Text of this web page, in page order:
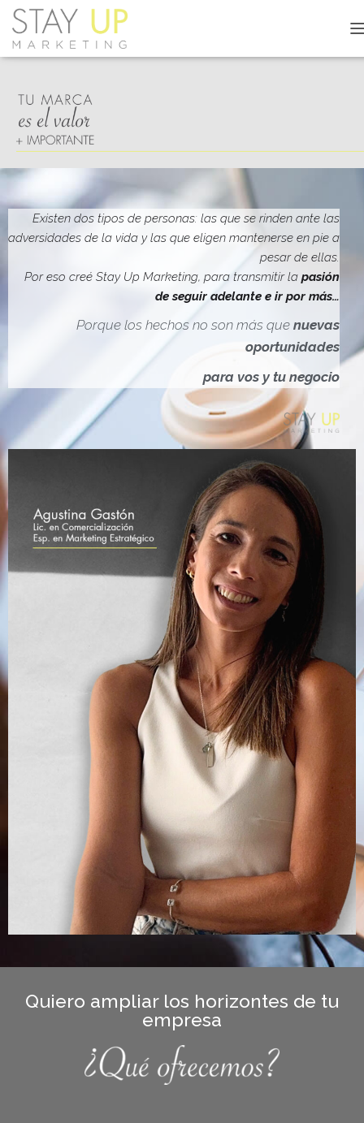
A
M
D
E
N
A
V
G
I
Ó
N
Existen dos tipos de personas: las que se rinden ante las
adversidades de la vida y las que eligen mantenerse en pie a
pesar de ellas.
Por eso creé Stay Up Marketing, para transmitir la pasión
de seguir adelante e ir por más…
Porque los hechos no son más que nuevas
oportunidades
para vos y tu negocio
Quiero ampliar los horizontes de tu
empresa